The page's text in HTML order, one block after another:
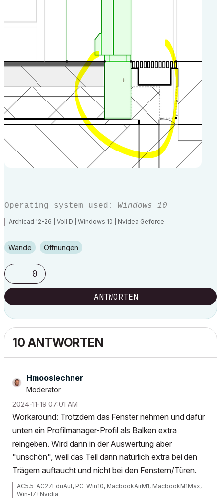
Operating system used: Windows 10
Archicad 12-26 | Voll D | Windows 10 | Nvidea Geforce
Wände Öffnungen
0
ANTWORTEN
10 ANTWORTEN
Hmooslechner
Moderator
‎2024-11-19 07:01 AM
Workaround: Trotzdem das Fenster nehmen und dafür
unten ein Profilmanager-Profil als Balken extra
reingeben. Wird dann in der Auswertung aber
"unschön", weil das Teil dann natürlich extra bei den
Trägern auftaucht und nicht bei den Fenstern/Türen.
AC5.5-AC27EduAut, PC-Win10, MacbookAirM1, MacbookM1Max,
Win-I7+Nvidia